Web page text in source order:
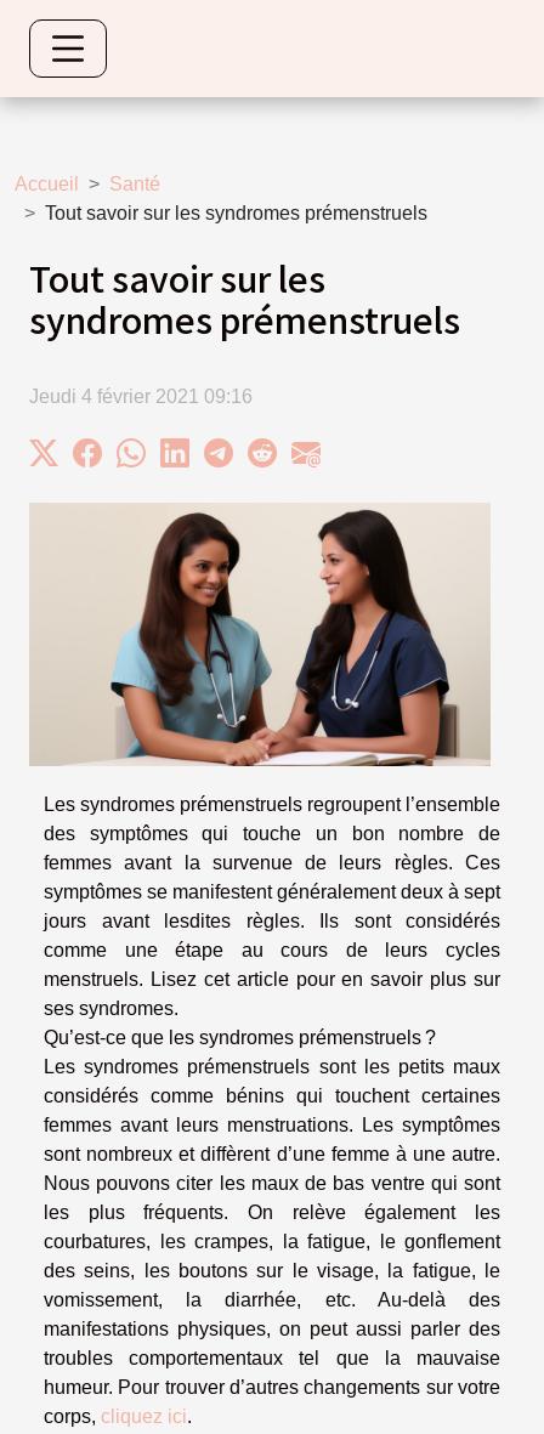
Accueil
Santé
Tout savoir sur les syndromes prémenstruels
Tout savoir sur les
syndromes prémenstruels
Jeudi 4 février 2021 09:16
Les syndromes prémenstruels regroupent l’ensemble
des symptômes qui touche un bon nombre de
femmes avant la survenue de leurs règles. Ces
symptômes se manifestent généralement deux à sept
jours avant lesdites règles. Ils sont considérés
comme une étape au cours de leurs cycles
menstruels. Lisez cet article pour en savoir plus sur
ses syndromes.
Qu’est-ce que les syndromes prémenstruels ?
Les syndromes prémenstruels sont les petits maux
considérés comme bénins qui touchent certaines
femmes avant leurs menstruations. Les symptômes
sont nombreux et diffèrent d’une femme à une autre.
Nous pouvons citer les maux de bas ventre qui sont
les plus fréquents. On relève également les
courbatures, les crampes, la fatigue, le gonflement
des seins, les boutons sur le visage, la fatigue, le
vomissement, la diarrhée, etc. Au-delà des
manifestations physiques, on peut aussi parler des
troubles comportementaux tel que la mauvaise
humeur. Pour trouver d’autres changements sur votre
corps, cliquez ici.